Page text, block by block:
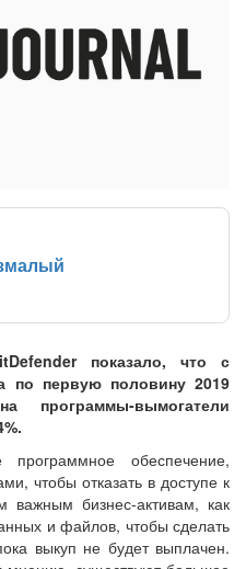
показало, что с
по первую половину 2019
программы-вымогатели
обеспечение,
чтобы отказать в доступе к
бизнес-активам, как
и файлов, чтобы сделать
выкуп не будет выплачен.